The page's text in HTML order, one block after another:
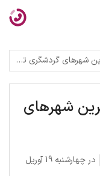
شهرهای گردشگری ترکیه
شهرهای
در چهارشنبه 19 آوریل